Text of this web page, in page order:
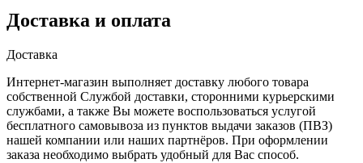
Доставка и оплата
Доставка
Интернет-магазин выполняет доставку любого товара
собственной Службой доставки, сторонними курьерскими
службами, а также Вы можете воспользоваться услугой
бесплатного самовывоза из пунктов выдачи заказов (ПВЗ)
нашей компании или наших партнёров. При оформлении
заказа необходимо выбрать удобный для Вас способ.